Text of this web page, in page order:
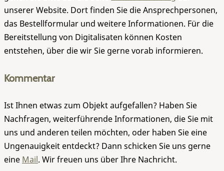
unserer Website. Dort finden Sie die Ansprechpersonen,
das Bestellformular und weitere Informationen. Für die
Bereitstellung von Digitalisaten können Kosten
entstehen, über die wir Sie gerne vorab informieren.
Kommentar
Ist Ihnen etwas zum Objekt aufgefallen? Haben Sie
Nachfragen, weiterführende Informationen, die Sie mit
uns und anderen teilen möchten, oder haben Sie eine
Ungenauigkeit entdeckt? Dann schicken Sie uns gerne
eine Mail. Wir freuen uns über Ihre Nachricht.